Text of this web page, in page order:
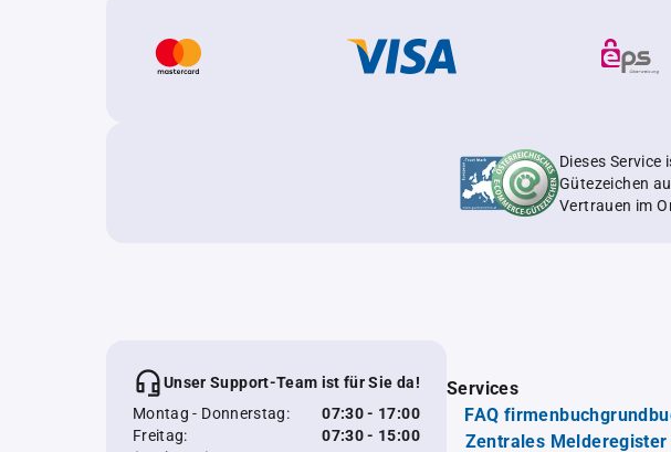
Dieses Service
Gütezeichen
Vertrauen im
Unser Support-Team ist für Sie da!
Montag - Donnerstag:
07:30 - 17:00
Freitag:
07:30 - 15:00
Services
FAQ
Zentrales Melderegister